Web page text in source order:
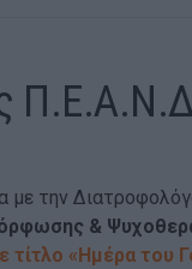
με την
&
τίτλο «Ημέρα του